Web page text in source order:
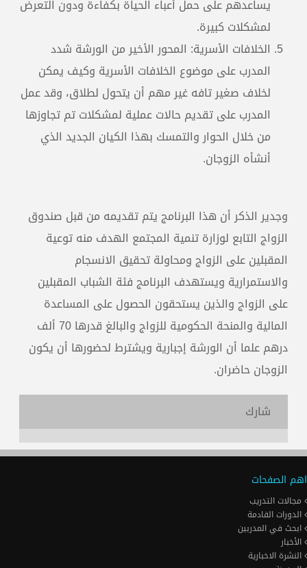
يساعدهم على حمل أعباء الحياة بكفاءة ودون التعرض
لمشكلات كبيرة.
الخلافات الأسرية: المحور الأخير من الورشة شدد
المدرب على موضوع الخلافات الأسرية وكيف يمكن
لخلاف صغير تافه غير مهم أن يتحول لطلاق، وقد عمل
المدرب على تقديم حالات عملية لمشكلات تم تجاوزها
من خلال الحوار والتمسك بهذا الكيان الجديد الذي
أنشأه الزوجان.
وجدير الذكر أن هذا البرنامج يتم تقديمه من قبل صندوق
الزواج التابع لوزارة تنمية المجتمع الهدف منه توعية
المقبلين على الزواج ومحاولة تحقيق الانسجام
والاستمرارية ويستهدف البرنامج فئة الشباب المقبلين
على الزواج والذين يستحقون الحصول على المساعدة
المالية والمنحة الحكومية للزواج والبالغ قدرها 70 ألف
درهم علما أن الورشة إجبارية ويشترط لحضورها أن يكون
الزوجان حاضران.
شارك
اهم الصفحات
مجالات التدريب
الدورات القادمة
ابحث في المدربين
الأخبار
النشرة الاخبارية